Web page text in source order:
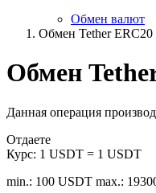
Обмен валют
Обмен Tether
Обмен
Данная операция
Отдаете
Курс: 1 USDT = 1 USDT
min.: 100 USDT max.: